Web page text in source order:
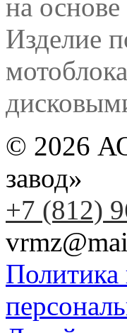
на
Изделие
© 2026
завод»
+7 (812)
Политика